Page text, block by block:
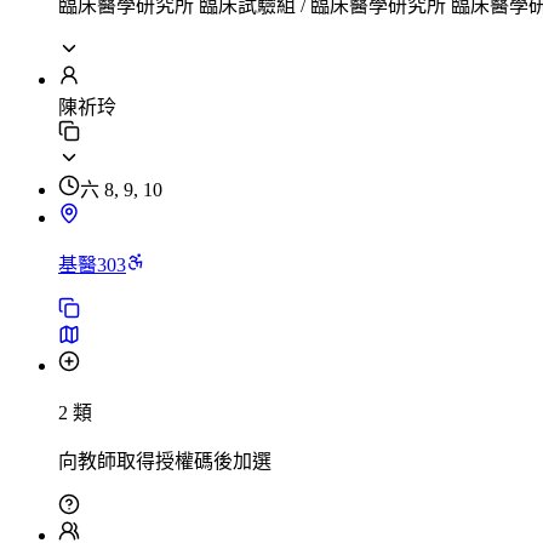
臨床醫學研究所 臨床試驗組 / 臨床醫學研究所 臨床醫學
陳祈玲
六 8, 9, 10
基醫303
2 類
向教師取得授權碼後加選